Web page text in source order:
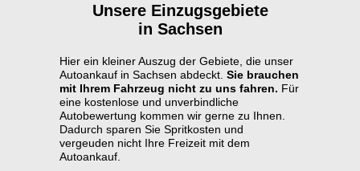
Unsere Einzugsgebiete
in Sachsen
Hier ein kleiner Auszug der Gebiete, die unser
Autoankauf in Sachsen abdeckt. Sie brauchen
mit Ihrem Fahrzeug nicht zu uns fahren. Für
eine kostenlose und unverbindliche
Autobewertung kommen wir gerne zu Ihnen.
Dadurch sparen Sie Spritkosten und
vergeuden nicht Ihre Freizeit mit dem
Autoankauf.